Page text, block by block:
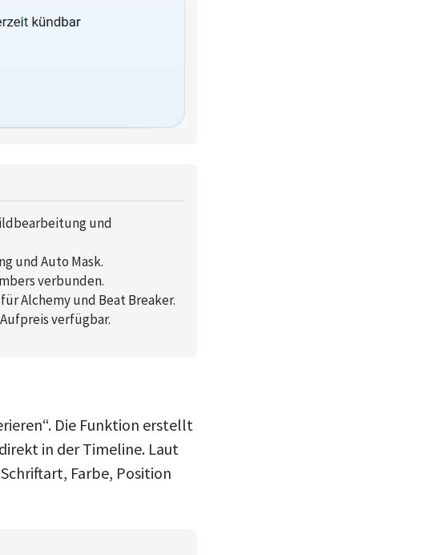
und
und Auto Mask.
verbunden.
Alchemy und Beat Breaker.
verfügbar.
Die Funktion erstellt
in der Timeline. Laut
Farbe, Position